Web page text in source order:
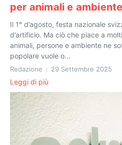
per animali e ambiente
Il 1° d’agosto, festa nazionale
d’artificio. Ma ciò che piace a
animali, persone e ambiente ne
popolare vuole o...
Redazione 29 Settembre 2025
Leggi di più